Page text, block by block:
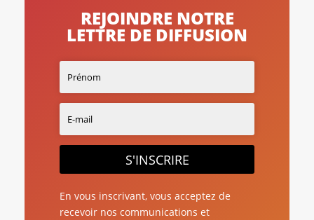
REJOINDRE NOTRE
LETTRE DE DIFFUSION
S'INSCRIRE
En vous inscrivant, vous acceptez de
recevoir nos communications et